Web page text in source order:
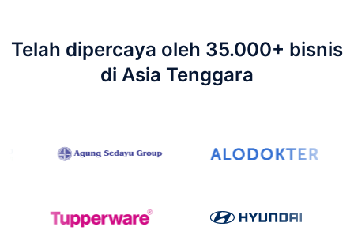
Telah dipercaya oleh 35.000+ bisnis
di Asia Tenggara